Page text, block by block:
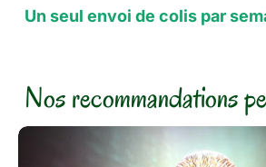
Un seul envoi de colis par
Nos recommandations